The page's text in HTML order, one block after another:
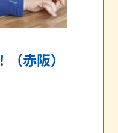
赤阪）